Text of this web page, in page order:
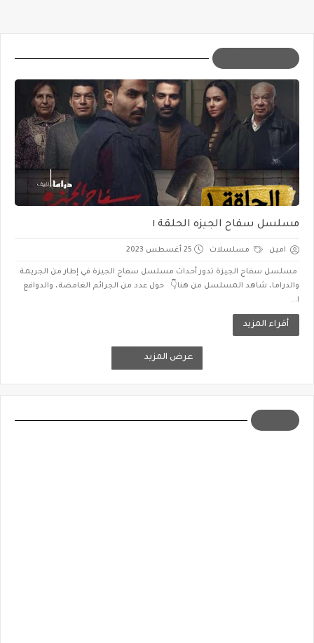
مسلسل سفاح الجيزه الحلقة ١
امين مسلسلات 25 أغسطس 2023
مسلسل سفاح الجيزة تدور أحداث مسلسل سفاح الجيزة في إطار من الجريمة
والدراما، شاهد المسلسل من هنا👇 حول عدد من الجرائم الغامضة، والدوافع
ا...
أقراء المزيد
عرض المزيد